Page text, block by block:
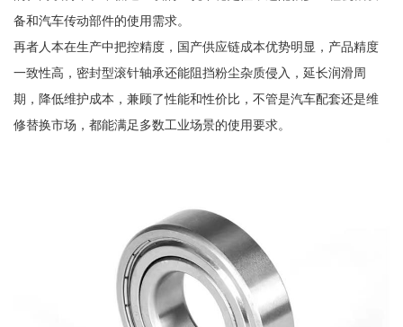
备和汽车传动部件的使用需求。
再者人本在生产中把控精度，国产供应链成本优势明显，产品精度
一致性高，密封型滚针轴承还能阻挡粉尘杂质侵入，延长润滑周
期，降低维护成本，兼顾了性能和性价比，不管是汽车配套还是维
修替换市场，都能满足多数工业场景的使用要求。